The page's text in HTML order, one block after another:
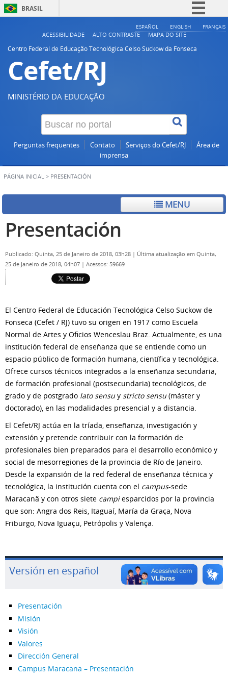
BRASIL
Simplifique!
ESPAÑOL ENGLISH FRANÇAIS
ACESSIBILIDADE ALTO CONTRASTE
MAPA DO SITE
Centro Federal de Educação Tecnológica Celso Suckow da Fonseca
Cefet/RJ
MINISTÉRIO DA EDUCAÇÃO
Perguntas frequentes Contato Serviços do Cefet/RJ
Área de
imprensa
PÁGINA INICIAL > PRESENTACIÓN
MENU
Presentación
Publicado: Quinta, 25 de Janeiro de 2018, 03h28 | Última atualização em Quinta,
25 de Janeiro de 2018, 04h07 | Acessos: 59669
El Centro Federal de Educación Tecnológica Celso Suckow de
Fonseca (Cefet / RJ) tuvo su origen en 1917 como Escuela
Normal de Artes y Oficios Wenceslau Braz. Actualmente, es una
institución federal de enseñanza que se entiende como un
espacio público de formación humana, científica y tecnológica.
Ofrece cursos técnicos integrados a la enseñanza secundaria,
de formación profesional (postsecundaria) tecnológicos, de
grado y de postgrado lato sensuy stricto sensu(máster y
doctorado), en las modalidades presencial y a distancia.
El Cefet/RJ actúa en la tríada, enseñanza, investigación y
extensión y pretende contribuir con la formación de
profesionales bien preparados para el desarrollo económico y
social de mesorregiones de la provincia de Río de Janeiro.
Desde la expansión de la red federal de enseñanza técnica y
tecnológica, la institución cuenta con el campus-sede
Maracanã y con otros siete campiesparcidos por la provincia
que son: Angra dos Reis, Itaguaí, María da Graça, Nova
Friburgo, Nova Iguaçu, Petrópolis y Valença.
Versión en español
Presentación
Misión
Visión
Valores
Dirección General
Campus Maracana – Presentación